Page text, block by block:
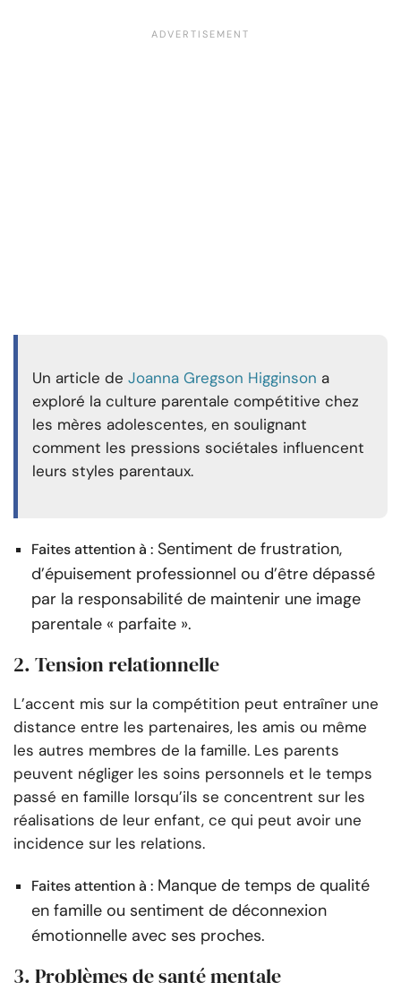
Un article de Joanna Gregson Higginson a
exploré la culture parentale compétitive chez
les mères adolescentes, en soulignant
comment les pressions sociétales influencent
leurs styles parentaux.
Faites attention à : Sentiment de frustration,
d’épuisement professionnel ou d’être dépassé
par la responsabilité de maintenir une image
parentale « parfaite ».
2. Tension relationnelle
L’accent mis sur la compétition peut entraîner une
distance entre les partenaires, les amis ou même
les autres membres de la famille. Les parents
peuvent négliger les soins personnels et le temps
passé en famille lorsqu’ils se concentrent sur les
réalisations de leur enfant, ce qui peut avoir une
incidence sur les relations.
Faites attention à : Manque de temps de qualité
en famille ou sentiment de déconnexion
émotionnelle avec ses proches.
3. Problèmes de santé mentale